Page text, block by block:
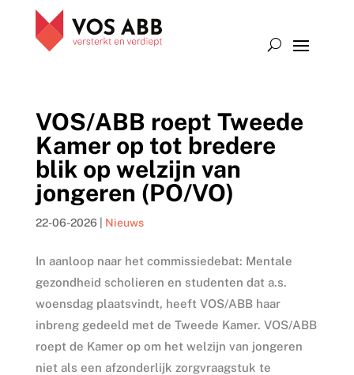
VOS/ABB roept Tweede
Kamer op tot bredere
blik op welzijn van
jongeren (PO/VO)
22-06-2026| Nieuws
In aanloop naar het commissiedebat: Mentale
gezondheid scholieren en studenten dat a.s.
woensdag plaatsvindt, heeft VOS/ABB haar
inbreng gedeeld met de Tweede Kamer. VOS/ABB
roept de Kamer op om het welzijn van jongeren
niet als een afzonderlijk zorgvraagstuk te